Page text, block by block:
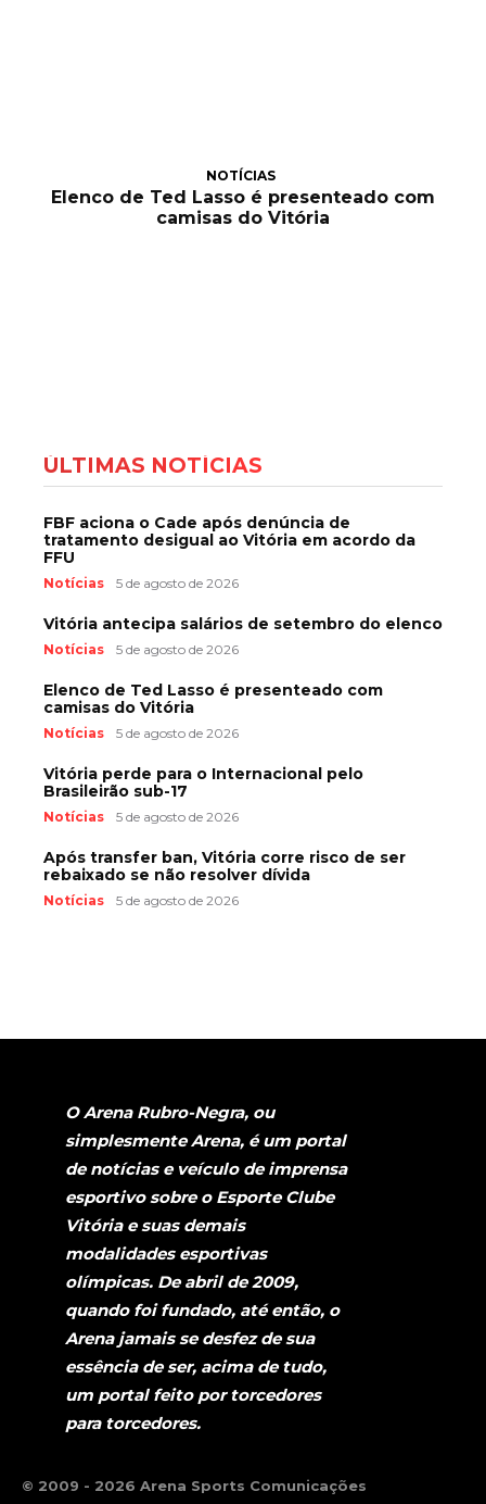
NOTÍCIAS
Elenco de Ted Lasso é presenteado com
camisas do Vitória
ÚLTIMAS NOTÍCIAS
FBF aciona o Cade após denúncia de
tratamento desigual ao Vitória em acordo da
FFU
Notícias 5 de agosto de 2026
Vitória antecipa salários de setembro do elenco
Notícias 5 de agosto de 2026
Elenco de Ted Lasso é presenteado com
camisas do Vitória
Notícias 5 de agosto de 2026
Vitória perde para o Internacional pelo
Brasileirão sub-17
Notícias 5 de agosto de 2026
Após transfer ban, Vitória corre risco de ser
rebaixado se não resolver dívida
Notícias 5 de agosto de 2026
O Arena Rubro-Negra, ou
simplesmente Arena, é um portal
de notícias e veículo de imprensa
esportivo sobre o Esporte Clube
Vitória e suas demais
modalidades esportivas
olímpicas. De abril de 2009,
quando foi fundado, até então, o
Arena jamais se desfez de sua
essência de ser, acima de tudo,
um portal feito por torcedores
para torcedores.
© 2009 - 2026 Arena Sports Comunicações